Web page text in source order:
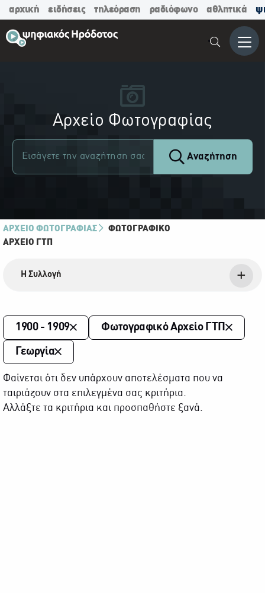
αρχική ειδήσεις τηλεόραση ραδιόφωνο αθλητικά
Μενού
Αρχείο Φωτογραφίας
Αναζήτηση
ΑΡΧΕΙΟ ΦΩΤΟΓΡΑΦΙΑΣ
ΦΩΤΟΓΡΑΦΙΚΌ
ΑΡΧΕΊΟ ΓΤΠ
Η Συλλογή
1900 - 1909 Φωτογραφικό Αρχείο ΓΤΠ
Γεωργία
Φαίνεται ότι δεν υπάρχουν αποτελέσματα που να
ταιριάζουν στα επιλεγμένα σας κριτήρια.
Αλλάξτε τα κριτήρια και προσπαθήστε ξανά.